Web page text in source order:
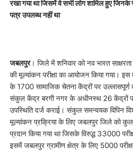
रखा गया था जिसमें वे सभी लोग शामिल हुए जिनके
पत्र उपलब्ध नहीं था
जबलपुर। जिले में शनिवार को नव भारत
की मूल्यांकन परीक्षा का आयोजन किया गया।
के 1700 सामाजिक चेतना केंद्रों पर उल्लासपूर्ण
संकुल केंद्र बरगी नगर के अधीनस्थ 26 केंद्रों पर
उपस्थिति दर्ज कराई। संकुल समन्वयक विपिन
मूल्यांकन प्रक्रिया के लिए जबलपुर जिले को कुल
प्रदान किया गया था जिसके विरुद्ध 33000
इसमें जबलपुर ग्रामीण क्षेत्र के लिए 5000